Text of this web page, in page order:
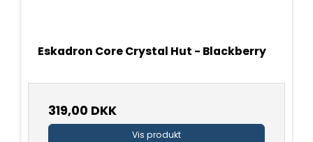
Eskadron Core Crystal Hut - Blackberry
319,00 DKK
Vis produkt